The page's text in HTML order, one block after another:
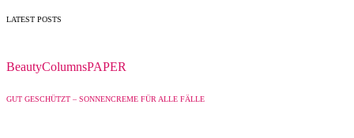
LATEST POSTS
BeautyColumnsPAPER
GUT GESCHÜTZT – SONNENCREME FÜR ALLE FÄLLE